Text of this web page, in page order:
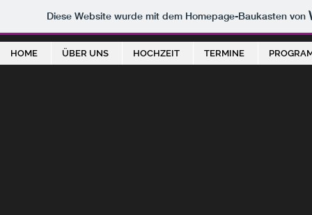
Diese Website wurde mit dem Homepage-Baukasten von
HOME ÜBER UNS HOCHZEIT TERMINE